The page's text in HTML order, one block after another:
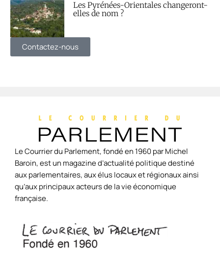
Les Pyrénées-Orientales changeront-
elles de nom ?
Contactez-nous
Le Courrier du Parlement, fondé en 1960 par Michel
Baroin, est un magazine d’actualité politique destiné
aux parlementaires, aux élus locaux et régionaux ainsi
qu’aux principaux acteurs de la vie économique
française.